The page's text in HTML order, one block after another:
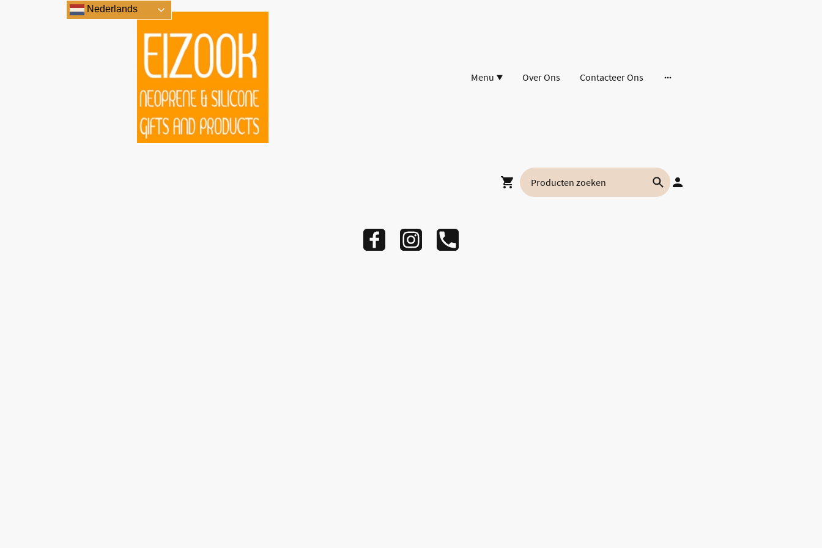
Menu Over Ons Contacteer Ons
Nederlands